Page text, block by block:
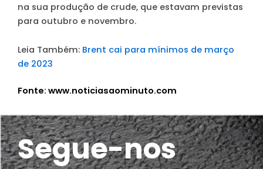
na sua produção de crude, que estavam previstas
para outubro e novembro.
Leia Também: Brent cai para mínimos de março
de 2023
Fonte: www.noticiasaominuto.com
Segue-nos